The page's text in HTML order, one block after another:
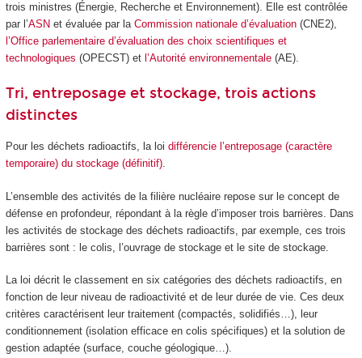
trois ministres (Énergie, Recherche et Environnement). Elle est contrôlée
par l’ASN et évaluée par la Commission nationale d’évaluation(CNE2),
l’Office parlementaire d’évaluation des choix scientifiques et
technologiques (OPECST) et l’Autorité environnementale(AE).
Tri, entreposage et stockage, trois actions
distinctes
Pour les déchets radioactifs, la loi différencie l’entreposage (caractère
temporaire) du stockage (définitif).
L’ensemble des activités de la filière nucléaire repose sur le concept de
défense en profondeur, répondant à la règle d’imposer trois barrières. Dans
les activités de stockage des déchets radioactifs, par exemple, ces trois
barrières sont : le colis, l’ouvrage de stockage et le site de stockage.
La loi décrit le classement en six catégories des déchets radioactifs, en
fonction de leur niveau de radioactivité et de leur durée de vie. Ces deux
critères caractérisent leur traitement (compactés, solidifiés…), leur
conditionnement (isolation efficace en colis spécifiques) et la solution de
gestion adaptée (surface, couche géologique…).